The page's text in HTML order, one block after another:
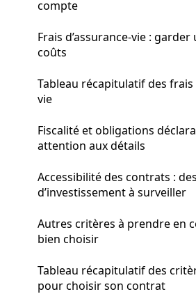
compte
Frais d’assurance-vie :
coûts
Tableau récapitulatif des frais
vie
Fiscalité et obligations
attention aux détails
Accessibilité des contrats :
d’investissement à surveiller
Autres critères à prendre en
bien choisir
Tableau récapitulatif des
pour choisir son contrat